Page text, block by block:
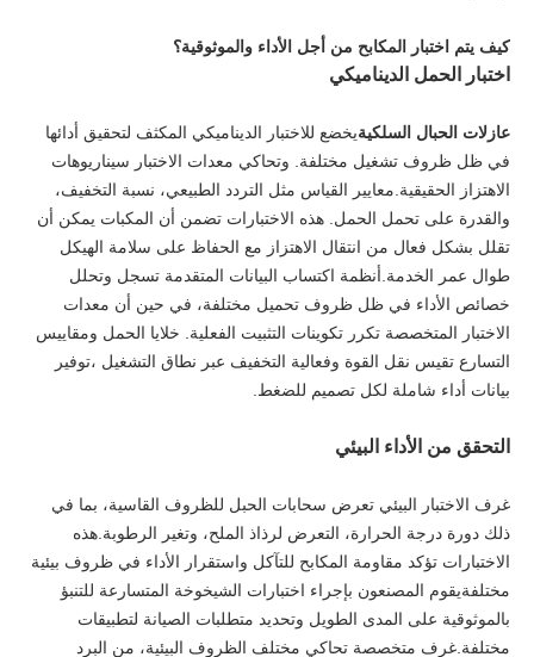
كيف يتم اختبار المكابح من أجل الأداء والموثوقية؟
اختبار الحمل الديناميكي
عازلات الحبال السلكيةيخضع للاختبار الديناميكي المكثف لتحقيق أدائها
في ظل ظروف تشغيل مختلفة. وتحاكي معدات الاختبار سيناريوهات
الاهتزاز الحقيقية.معايير القياس مثل التردد الطبيعي، نسبة التخفيف،
والقدرة على تحمل الحمل. هذه الاختبارات تضمن أن المكبات يمكن أن
تقلل بشكل فعال من انتقال الاهتزاز مع الحفاظ على سلامة الهيكل
طوال عمر الخدمة.أنظمة اكتساب البيانات المتقدمة تسجل وتحلل
خصائص الأداء في ظل ظروف تحميل مختلفة، في حين أن معدات
الاختبار المتخصصة تكرر تكوينات التثبيت الفعلية. خلايا الحمل ومقاييس
التسارع تقيس نقل القوة وفعالية التخفيف عبر نطاق التشغيل ،توفير
بيانات أداء شاملة لكل تصميم للضغط.
التحقق من الأداء البيئي
غرف الاختبار البيئي تعرض سحابات الحبل للظروف القاسية، بما في
ذلك دورة درجة الحرارة، التعرض لرذاذ الملح، وتغير الرطوبة.هذه
الاختبارات تؤكد مقاومة المكابح للتآكل واستقرار الأداء في ظروف بيئية
مختلفةيقوم المصنعون بإجراء اختبارات الشيخوخة المتسارعة للتنبؤ
بالموثوقية على المدى الطويل وتحديد متطلبات الصيانة لتطبيقات
مختلفة.غرف متخصصة تحاكي مختلف الظروف البيئية، من البرد